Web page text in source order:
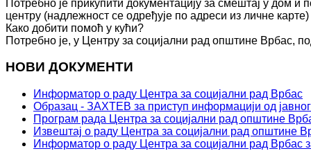
Потребно је прикупити документацију за смештај у дом
центру (надлежност се одређује по адреси из личне
Како добити помоћ у кући?
Потребно је, у Центру за социјални рад општине Врбас,
НОВИ ДОКУМЕНТИ
Информатор о раду Центра за социјални рад Врбас
Образац - ЗАХТЕВ за приступ информацији од јавног
Програм рада Центра за социјални рад општине
Извештај о раду Центра за социјални рад општине
Информатор о раду Центра за социјални рад Врбас